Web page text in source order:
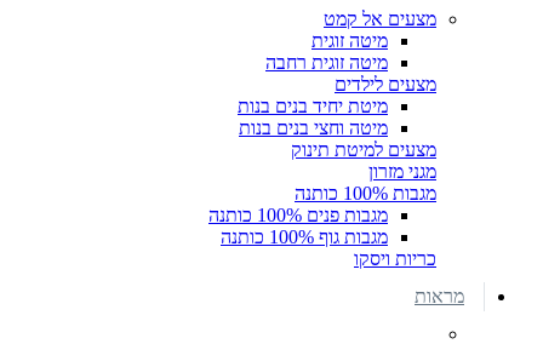
מצעים אל קמט
מיטה זוגית
מיטה זוגית רחבה
מצעים לילדים
מיטת יחיד בנים בנות
מיטה וחצי בנים בנות
מצעים למיטת תינוק
מגני מזרון
מגבות 100% כותנה
מגבות פנים 100% כותנה
מגבות גוף 100% כותנה
כריות ויסקו
מראות